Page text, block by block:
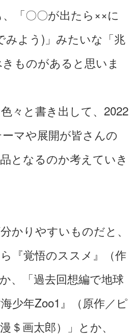
「〇〇が出たら××に
みよう)」みたいな「兆
ものがあると思いま
々と書き出して、2022
マや展開が皆さんの
となるのか考えていき
かりやすいものだと、
『覚悟のススメ』（作
、「過去回想編で地球
少年Zoo1』（原作／ピ
画太郎）」とか、